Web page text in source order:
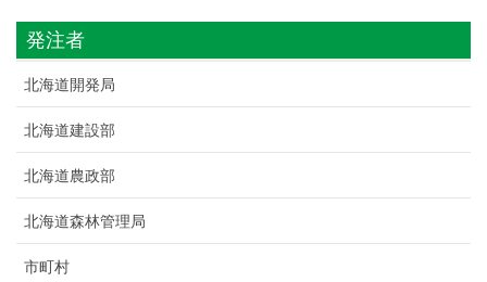
発注者
北海道開発局
北海道建設部
北海道農政部
北海道森林管理局
市町村